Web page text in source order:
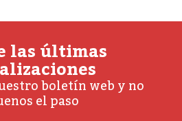
las últimas
boletín web y no
el paso